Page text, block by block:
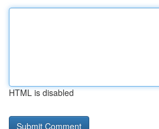
HTML is disabled